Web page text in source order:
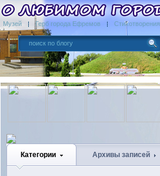
Музей Герб города Ефремов Стихотворения
Категории Архивы записей